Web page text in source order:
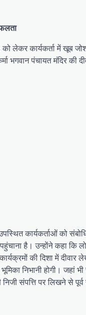
लेकर कार्यकर्ता में खूब
भगवान पंचायत मंदिर
कार्यकर्ताओं को
है। उन्होंने कहा कि
की दिशा में
निभानी होगी।
निजी संपत्ति पर लिखने से